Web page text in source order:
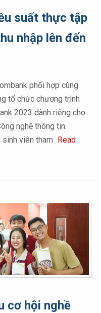
suất thực tập
nhập lên đến
phối hợp cùng
tổ chức chương trình
2023 dành riêng cho
nghệ thông tin.
viên tham Read
cơ hội nghề